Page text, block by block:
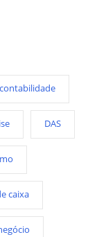
contabilidade
DAS
caixa